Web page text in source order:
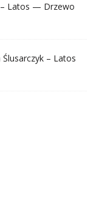
– Latos — Drzewo
Ślusarczyk – Latos